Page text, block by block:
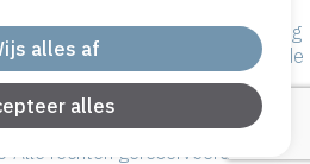
alles af
alles
slechts hun persoonlijke mening
gerelateerd aan de mening van de
Alle rechten gereserveerd